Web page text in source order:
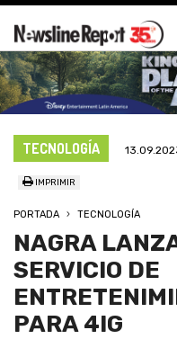
TECNOLOGÍA
IMPRIMIR
PORTADA TECNOLOGÍA
NAGRA
SERVICIO DE
PARA 4IG